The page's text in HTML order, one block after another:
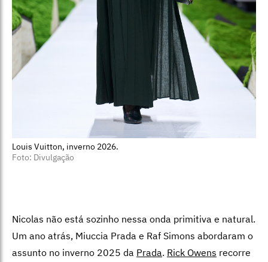
Louis Vuitton, inverno 2026.
Foto: Divulgação
Nicolas não está sozinho nessa onda primitiva e natural.
Um ano atrás, Miuccia Prada e Raf Simons abordaram o
assunto no inverno 2025 da Prada. Rick Owens recorre